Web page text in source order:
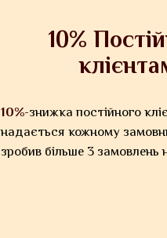
10%
10%-знижка постійного
надається кожному
зробив більше 3 замовлень